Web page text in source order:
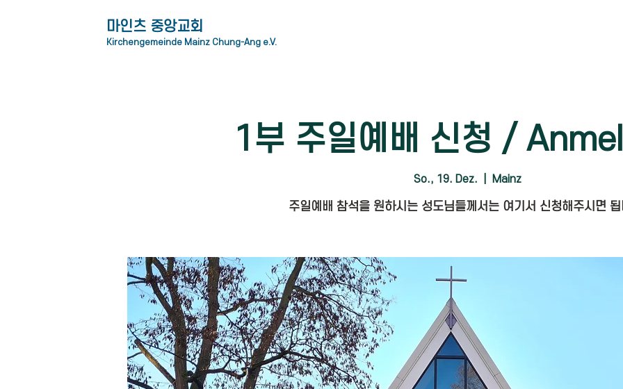
​마인츠 중앙교회
Kirchengemeinde Mainz Chung-Ang e.V.
1부 주일예배 신청 /
So., 19. Dez. Mainz